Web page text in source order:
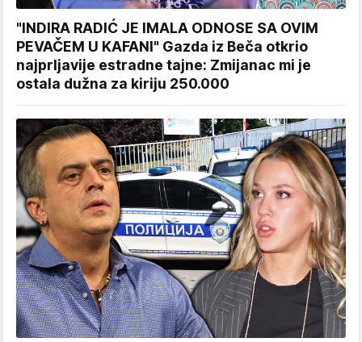
"INDIRA RADIĆ JE IMALA ODNOSE SA OVIM
PEVAČEM U KAFANI" Gazda iz Beča otkrio
najprljavije estradne tajne: Zmijanac mi je
ostala dužna za kiriju 250.000